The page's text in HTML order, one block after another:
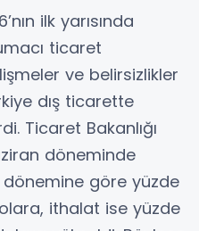
ilk yarısında
ticaret
ve belirsizlikler
dış ticarette
Ticaret Bakanlığı
döneminde
dönemine göre yüzde
ithalat ise yüzde